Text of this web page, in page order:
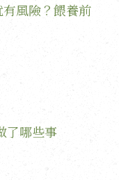
風險？餵養前
了哪些事